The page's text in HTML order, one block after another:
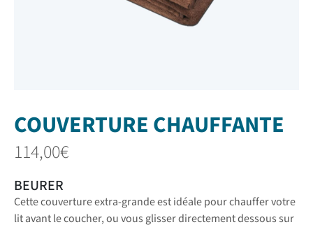
COUVERTURE CHAUFFANTE
114,00€
BEURER
Cette couverture extra-grande est idéale pour chauffer votre
lit avant le coucher, ou vous glisser directement dessous sur